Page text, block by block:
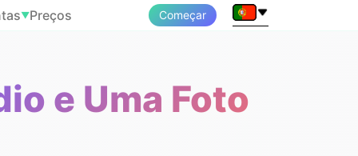
▼Preços Começar
e Uma Foto